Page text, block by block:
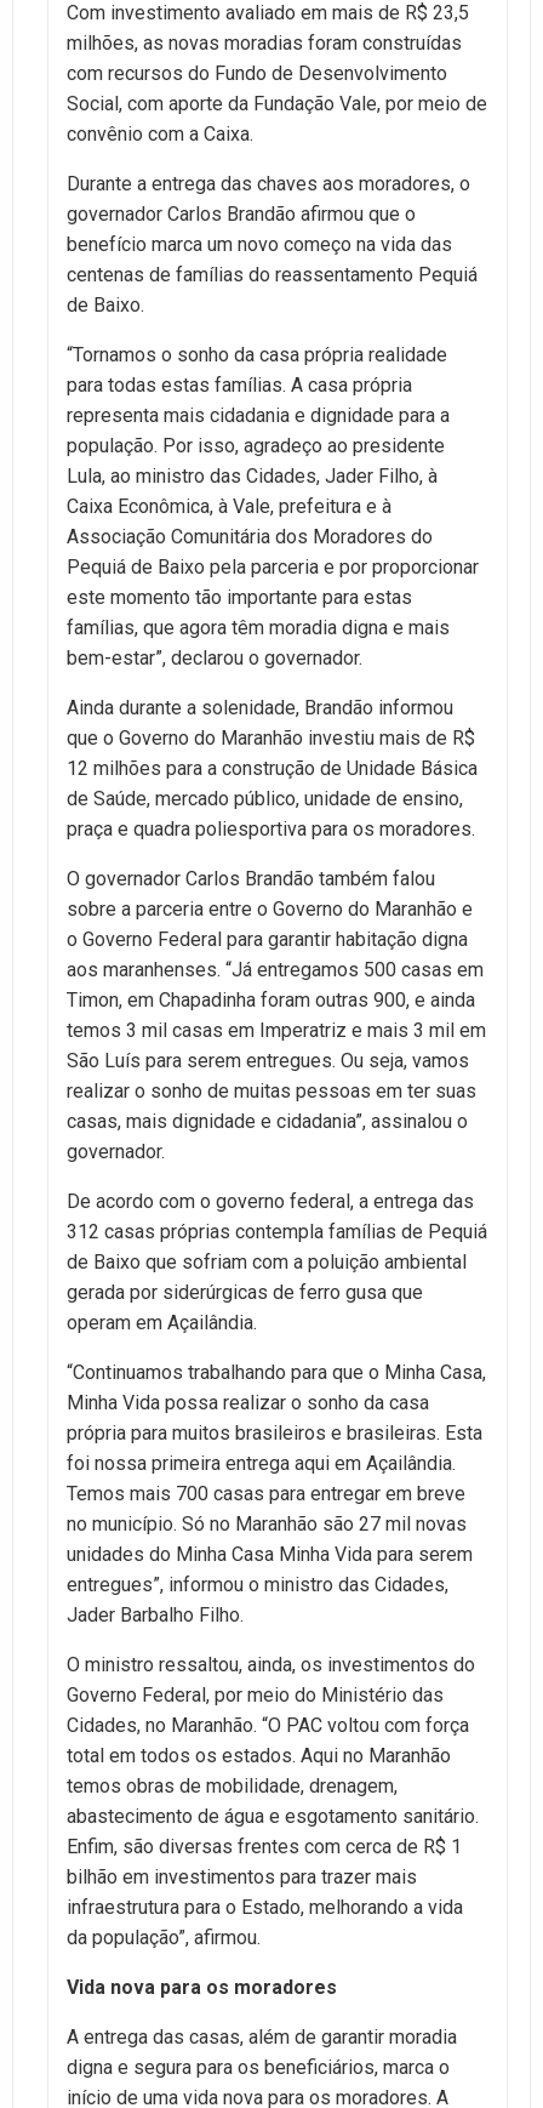
Com investimento avaliado em mais de R$ 23,5
milhões, as novas moradias foram construídas
com recursos do Fundo de Desenvolvimento
Social, com aporte da Fundação Vale, por meio de
convênio com a Caixa.
Durante a entrega das chaves aos moradores, o
governador Carlos Brandão afirmou que o
benefício marca um novo começo na vida das
centenas de famílias do reassentamento Pequiá
de Baixo.
“Tornamos o sonho da casa própria realidade
para todas estas famílias. A casa própria
representa mais cidadania e dignidade para a
população. Por isso, agradeço ao presidente
Lula, ao ministro das Cidades, Jader Filho, à
Caixa Econômica, à Vale, prefeitura e à
Associação Comunitária dos Moradores do
Pequiá de Baixo pela parceria e por proporcionar
este momento tão importante para estas
famílias, que agora têm moradia digna e mais
bem-estar”, declarou o governador.
Ainda durante a solenidade, Brandão informou
que o Governo do Maranhão investiu mais de R$
12 milhões para a construção de Unidade Básica
de Saúde, mercado público, unidade de ensino,
praça e quadra poliesportiva para os moradores.
O governador Carlos Brandão também falou
sobre a parceria entre o Governo do Maranhão e
o Governo Federal para garantir habitação digna
aos maranhenses. “Já entregamos 500 casas em
Timon, em Chapadinha foram outras 900, e ainda
temos 3 mil casas em Imperatriz e mais 3 mil em
São Luís para serem entregues. Ou seja, vamos
realizar o sonho de muitas pessoas em ter suas
casas, mais dignidade e cidadania”, assinalou o
governador.
De acordo com o governo federal, a entrega das
312 casas próprias contempla famílias de Pequiá
de Baixo que sofriam com a poluição ambiental
gerada por siderúrgicas de ferro gusa que
operam em Açailândia.
“Continuamos trabalhando para que o Minha Casa,
Minha Vida possa realizar o sonho da casa
própria para muitos brasileiros e brasileiras. Esta
foi nossa primeira entrega aqui em Açailândia.
Temos mais 700 casas para entregar em breve
no município. Só no Maranhão são 27 mil novas
unidades do Minha Casa Minha Vida para serem
entregues”, informou o ministro das Cidades,
Jader Barbalho Filho.
O ministro ressaltou, ainda, os investimentos do
Governo Federal, por meio do Ministério das
Cidades, no Maranhão. “O PAC voltou com força
total em todos os estados. Aqui no Maranhão
temos obras de mobilidade, drenagem,
abastecimento de água e esgotamento sanitário.
Enfim, são diversas frentes com cerca de R$ 1
bilhão em investimentos para trazer mais
infraestrutura para o Estado, melhorando a vida
da população”, afirmou.
Vida nova para os moradores
A entrega das casas, além de garantir moradia
digna e segura para os beneficiários, marca o
início de uma vida nova para os moradores. A